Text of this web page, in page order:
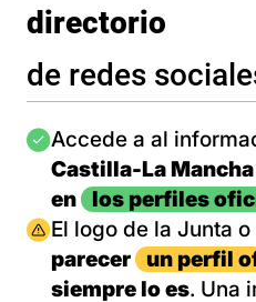
directorio
de redes
Imagen
Accede a al
Castilla-La
en
los perfiles
Imagen
El logo de la Junta
parecer
un perfil
siempre lo es. Una